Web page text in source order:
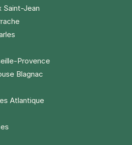
Saint-Jean
Provence
Blagnac
Atlantique